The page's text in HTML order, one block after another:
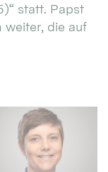
statt. Papst
weiter, die auf